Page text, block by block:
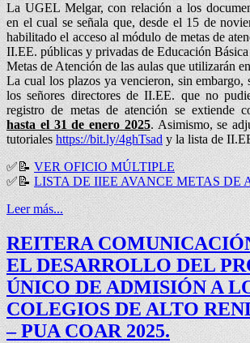
La UGEL Melgar, con relación a los
en el cual se señala que, desde el 15 de
habilitado el acceso al módulo de metas de
II.EE. públicas y privadas de Educación
Metas de Atención de las aulas que utilizarán
La cual los plazos ya vencieron, sin embargo,
los señores directores de II.EE. que no
registro de metas de atención se extiende
hasta el 31 de enero 2025. Asimismo, se
tutorialeshttps://bit.ly/4ghTsad y la lista de
✅ 📝VER OFICIO MÚLTIPLE
✅ 📝 LISTA DE IIEE AVANCE METAS DE
Leer más...
REITERA
EL DESARROLLO DEL
ÚNICO DE ADMISIÓN A
COLEGIOS DE ALTO
– PUA COAR 2025.